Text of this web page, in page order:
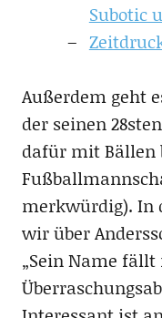
Subotic
Außerdem geht
der seinen
dafür mit Bällen
merkwürdig). In
wir über
„Sein Name